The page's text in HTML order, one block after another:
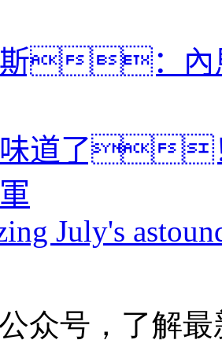
：內
道了
July's
众号，了解